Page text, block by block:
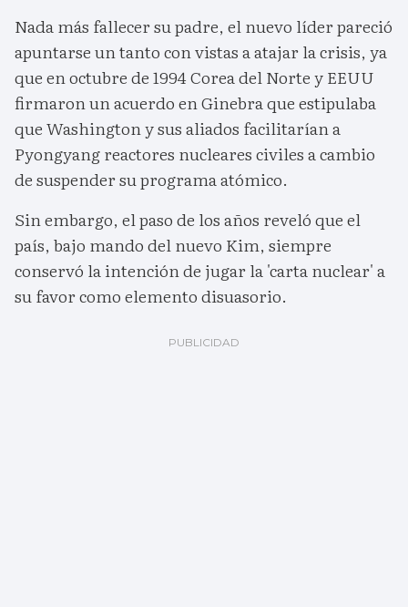
Nada más fallecer su padre, el nuevo líder pareció
apuntarse un tanto con vistas a atajar la crisis, ya
que en octubre de 1994 Corea del Norte y EEUU
firmaron un acuerdo en Ginebra que estipulaba
que Washington y sus aliados facilitarían a
Pyongyang reactores nucleares civiles a cambio
de suspender su programa atómico.
Sin embargo, el paso de los años reveló que el
país, bajo mando del nuevo Kim, siempre
conservó la intención de jugar la 'carta nuclear' a
su favor como elemento disuasorio.